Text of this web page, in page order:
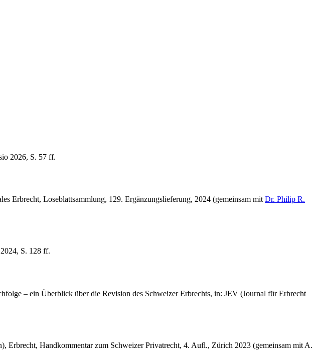
2026, S. 57 ff.
Erbrecht, Loseblattsammlung, 129. Ergänzungslieferung, 2024 (gemeinsam mit Dr. Philip R.
S. 128 ff.
– ein Überblick über die Revision des Schweizer Erbrechts, in: JEV (Journal für Erbrecht
Erbrecht, Handkommentar zum Schweizer Privatrecht, 4. Aufl., Zürich 2023 (gemeinsam mit A.